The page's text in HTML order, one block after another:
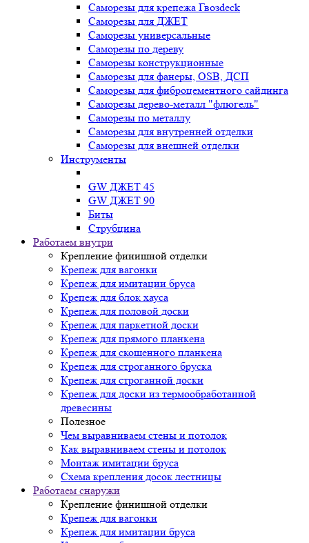
Саморезы для крепежа Гвозdeck
Саморезы для ДЖЕТ
Саморезы универсальные
Саморезы по дереву
Саморезы конструкционные
Cаморезы для фанеры, OSB, ДСП
Саморезы для фиброцементного сайдинга
Саморезы дерево-металл "флюгель"
Саморезы по металлу
Саморезы для внутренней отделки
Саморезы для внешней отделки
Инструменты
GW ДЖЕТ 45
GW ДЖЕТ 90
Биты
Струбцина
Работаем внутри
Крепление финишной отделки
Крепеж для вагонки
Крепеж для имитации бруса
Крепеж для блок хауса
Крепеж для половой доски
Крепеж для паркетной доски
Крепеж для прямого планкена
Крепеж для скошенного планкена
Крепеж для строганного бруска
Крепеж для строганной доски
Крепеж для доски из термообработанной
древесины
Полезное
Чем выравниваем стены и потолок
Как выравниваем стены и потолок
Монтаж имитации бруса
Схема крепления досок лестницы
Работаем снаружи
Крепление финишной отделки
Крепеж для вагонки
Крепеж для имитации бруса